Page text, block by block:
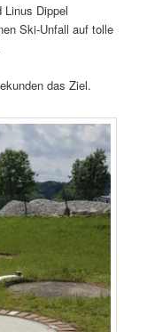
Linus Dippel
Ski-Unfall auf tolle
das Ziel.